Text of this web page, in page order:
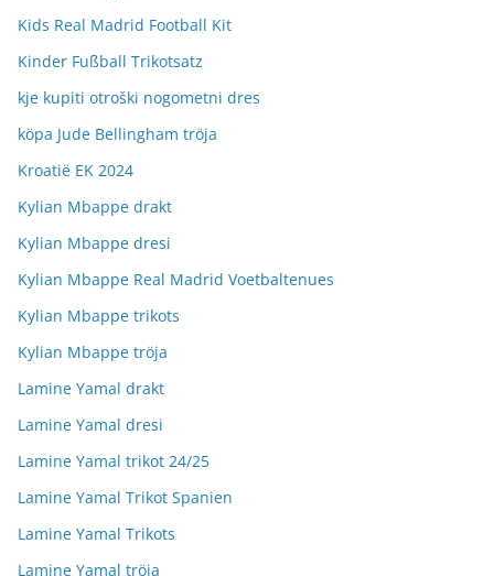
Kids Real Madrid Football Kit
Kinder Fußball Trikotsatz
kje kupiti otroški nogometni dres
köpa Jude Bellingham tröja
Kroatië EK 2024
Kylian Mbappe drakt
Kylian Mbappe dresi
Kylian Mbappe Real Madrid Voetbaltenues
Kylian Mbappe trikots
Kylian Mbappe tröja
Lamine Yamal drakt
Lamine Yamal dresi
Lamine Yamal trikot 24/25
Lamine Yamal Trikot Spanien
Lamine Yamal Trikots
Lamine Yamal tröja